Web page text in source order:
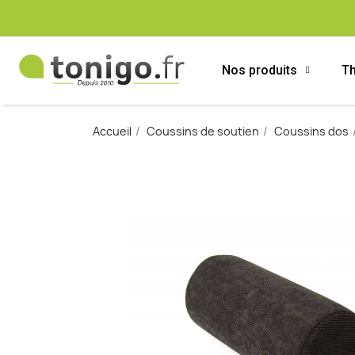
Nos produits
Accueil Coussins de soutien Coussins dos